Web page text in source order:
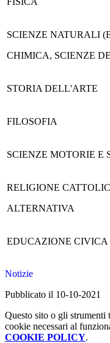
SCIENZE NATURALI
CHIMICA, SCIENZE
STORIA DELL'ARTE
FILOSOFIA
SCIENZE MOTORIE E
RELIGIONE
ALTERNATIVA
EDUCAZIONE CIVICA
Notizie
Pubblicato il 10-10-2021
Questo sito o gli strumenti
cookie necessari al
COOKIE POLICY.